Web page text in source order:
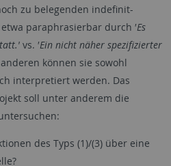
zu belegenden indefinit-
paraphrasierbar durch ′Es
vs. ′Ein nicht näher spezifizierter
können sie sowohl
interpretiert werden. Das
soll unter anderem die
des Typs (1)/(3) über eine